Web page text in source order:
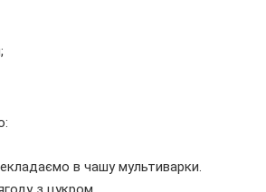
в чашу мультиварки.